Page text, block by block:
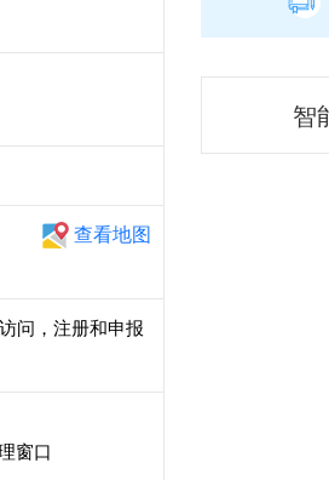
查看地图
问，注册和申报
窗口
智